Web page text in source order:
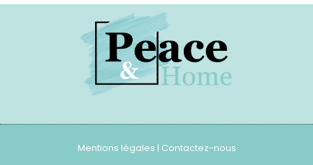
Mentions légales | Contactez-nous